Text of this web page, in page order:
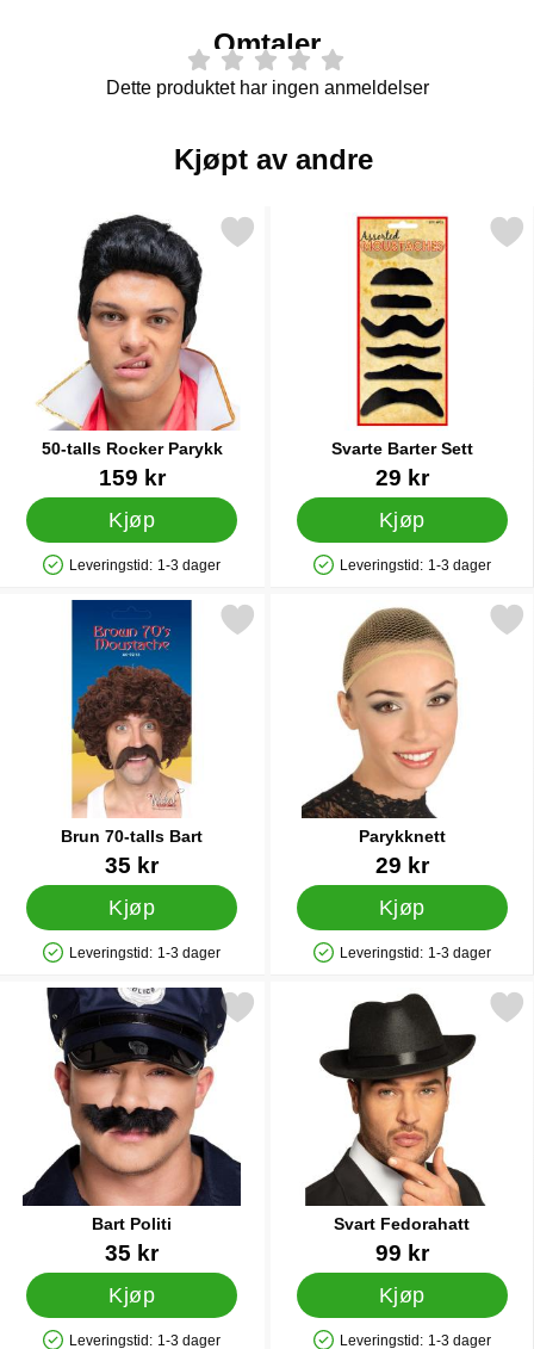
Omtaler
Dette produktet har ingen anmeldelser
Kjøpt av andre
50-talls Rocker Parykk
Varenummer 87718
159 kr
Kjøp
Produkttilgjengelighet: På lager
Leveringstid: 1-3 dager
Merk 50-talls Rocker Parykk som favoritt
Svarte Barter Sett
Varenummer 24331
29 kr
Kjøp
Produkttilgjengelighet: På lager
Leveringstid: 1-3 dager
Merk svarte Barter
Brun 70-talls Bart
Varenummer 14225
35 kr
Kjøp
Produkttilgjengelighet: På lager
Leveringstid: 1-3 dager
Merk brun 70-talls Bart som favoritt
Parykknett
Varenummer 7796
29 kr
Kjøp
Produkttilgjengelighet: På lager
Leveringstid: 1-3 dager
Merk parykknett
Bart Politi
Varenummer 19363
35 kr
Kjøp
Leveringstid: 1-3 dager
Merk bart Politi som favoritt
Svart Fedorahatt
Varenummer 22881
99 kr
Kjøp
Leveringstid: 1-3 dager
Merk svart